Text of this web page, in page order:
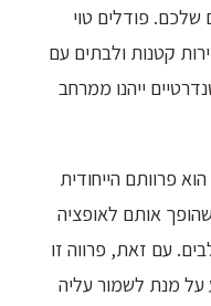
שלכם. פודלים טוי
קטנות ולבתים עם
ייהנו ממרחב
פרוותם הייחודית
אותם לאופציה
עם זאת, פרווה זו
על מנת לשמור עליה